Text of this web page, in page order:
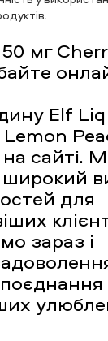
мг
Elf
сайті.
для
зараз і